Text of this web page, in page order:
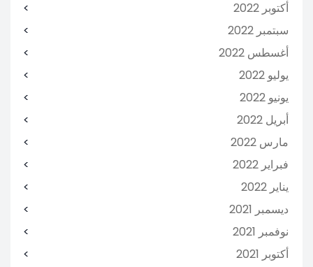
أكتوبر 2022
سبتمبر 2022
أغسطس 2022
يوليو 2022
يونيو 2022
أبريل 2022
مارس 2022
فبراير 2022
يناير 2022
ديسمبر 2021
نوفمبر 2021
أكتوبر 2021